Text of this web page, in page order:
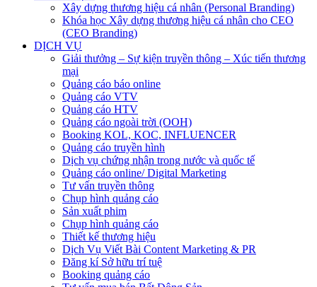
Xây dựng thương hiệu cá nhân (Personal Branding)
Khóa học Xây dựng thương hiệu cá nhân cho CEO
(CEO Branding)
DỊCH VỤ
Giải thưởng – Sự kiện truyền thông – Xúc tiến thương
mại
Quảng cáo báo online
Quảng cáo VTV
Quảng cáo HTV
Quảng cáo ngoài trời (OOH)
Booking KOL, KOC, INFLUENCER
Quảng cáo truyền hình
Dịch vụ chứng nhận trong nước và quốc tế
Quảng cáo online/ Digital Marketing
Tư vấn truyền thông
Chụp hình quảng cáo
Sản xuất phim
Chụp hình quảng cáo
Thiết kế thương hiệu
Dịch Vụ Viết Bài Content Marketing & PR
Đăng kí Sở hữu trí tuệ
Booking quảng cáo